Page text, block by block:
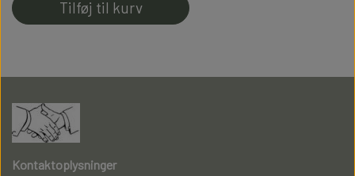
Tilføj til kurv
Kontaktoplysninger